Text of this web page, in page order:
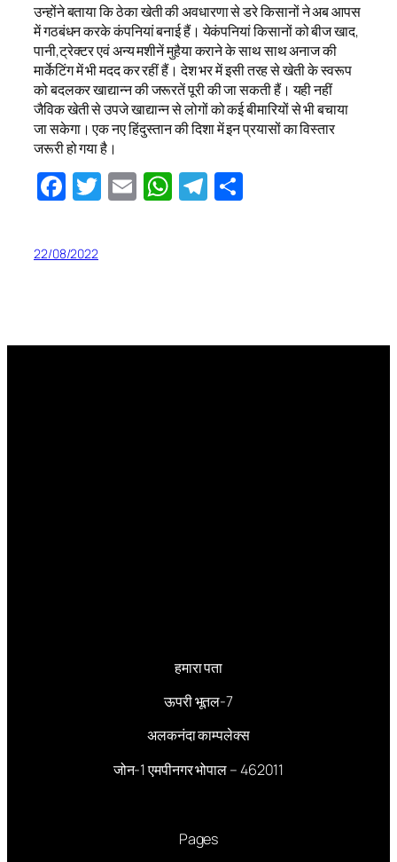
उन्होंने बताया कि ठेका खेती की अवधारणा से डरे किसानों ने अब आपस
में गठबंधन करके कंपनियां बनाई हैं। येकंपनियां किसानों को बीज खाद,
पानी,ट्रेक्टर एवं अन्य मशीनें मुहैया कराने के साथ साथ अनाज की
मार्केटिंग में भी मदद कर रहीं हैं। देश भर में इसी तरह से खेती के स्वरूप
को बदलकर खाद्यान्न की जरूरतें पूरी की जा सकती हैं। यही नहीं
जैविक खेती से उपजे खाद्यान्न से लोगों को कई बीमारियों से भी बचाया
जा सकेगा। एक नए हिंदुस्तान की दिशा में इन प्रयासों का विस्तार
जरूरी हो गया है।
Facebook
Twitter
EmailWhatsApp
Telegram
22/08/2022
हमारा पता
ऊपरी भूतल-7
अलकनंदा काम्पलेक्स
जोन-1 एमपीनगर भोपाल – 462011
Pages